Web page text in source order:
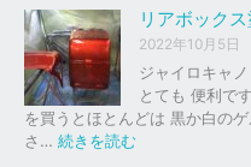
、
買
取
を
は
ッ
ド
ッ
ド
イ
ロ
キ
ャ
ノ
ピ
リアボック
2022年10月5日
ジャイロキャ
とても 便利で
を買うとほとんどは 黒か白の
さ… 続きを読む